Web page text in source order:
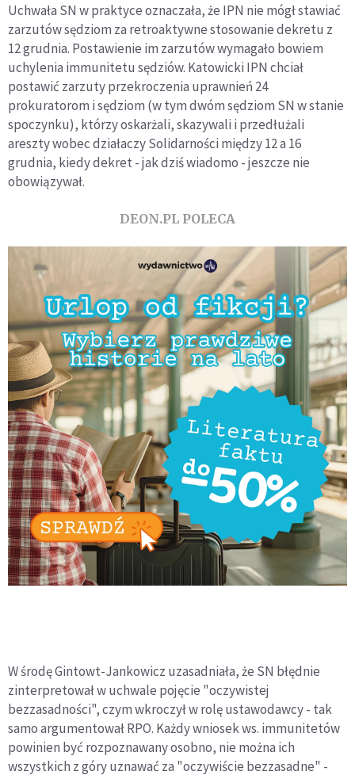
Uchwała SN w praktyce oznaczała, że IPN nie mógł stawiać
zarzutów sędziom za retroaktywne stosowanie dekretu z
12 grudnia. Postawienie im zarzutów wymagało bowiem
uchylenia immunitetu sędziów. Katowicki IPN chciał
postawić zarzuty przekroczenia uprawnień 24
prokuratorom i sędziom (w tym dwóm sędziom SN w stanie
spoczynku), którzy oskarżali, skazywali i przedłużali
areszty wobec działaczy Solidarności między 12 a 16
grudnia, kiedy dekret - jak dziś wiadomo - jeszcze nie
obowiązywał.
DEON.PL POLECA
W środę Gintowt-Jankowicz uzasadniała, że SN błędnie
zinterpretował w uchwale pojęcie "oczywistej
bezzasadności", czym wkroczył w rolę ustawodawcy - tak
samo argumentował RPO. Każdy wniosek ws. immunitetów
powinien być rozpoznawany osobno, nie można ich
wszystkich z góry uznawać za "oczywiście bezzasadne" -